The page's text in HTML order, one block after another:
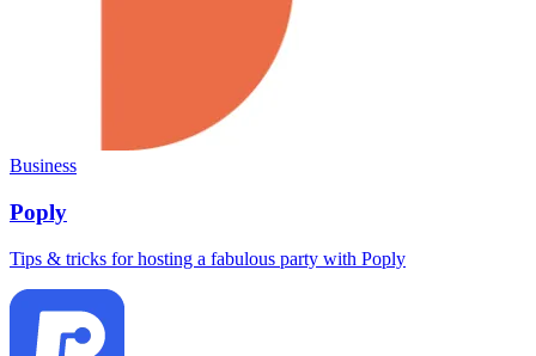
Business
Poply
Tips & tricks for hosting a fabulous party with Poply